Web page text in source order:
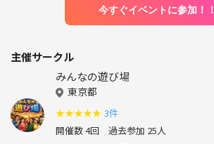
今すぐイベントに参加！！
主催サークル
みんなの遊び場
東京都
★★★★★ 3件
開催数 4回 過去参加 25人